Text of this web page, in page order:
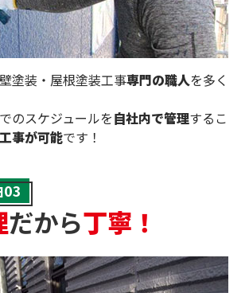
塗装・屋根塗装工事専門の職人を多く
のスケジュールを自社内で管理するこ
事が可能です！
03
だから丁寧！